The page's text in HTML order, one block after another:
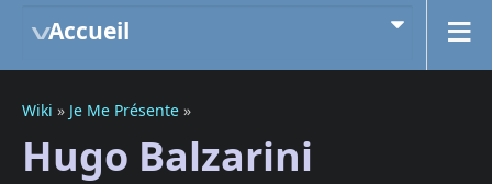
Accueil
Wiki » Je Me Présente »
Hugo Balzarini